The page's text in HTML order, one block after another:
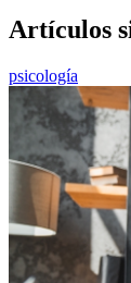
Artículos
psicología